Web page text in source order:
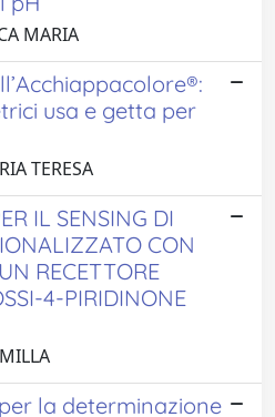
MARIA
usa e getta per
TERESA
IL SENSING DI
CON
RECETTORE
4-PIRIDINONE
la determinazione